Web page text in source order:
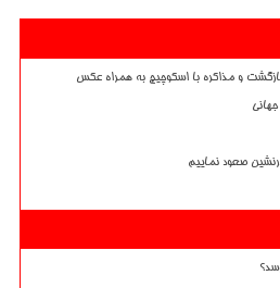
و مذاکره با اسکوچیچ به همراه عکس
صعود نماییم